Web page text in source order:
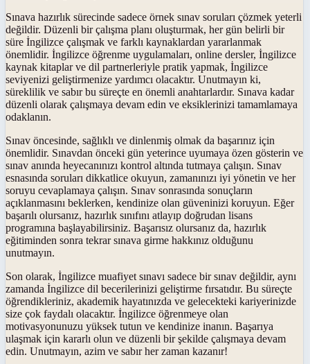
Sınava hazırlık sürecinde sadece örnek sınav soruları çözmek yeterli
değildir. Düzenli bir çalışma planı oluşturmak, her gün belirli bir
süre İngilizce çalışmak ve farklı kaynaklardan yararlanmak
önemlidir. İngilizce öğrenme uygulamaları, online dersler, İngilizce
kaynak kitaplar ve dil partnerleriyle pratik yapmak, İngilizce
seviyenizi geliştirmenize yardımcı olacaktır. Unutmayın ki,
süreklilik ve sabır bu süreçte en önemli anahtarlardır. Sınava kadar
düzenli olarak çalışmaya devam edin ve eksiklerinizi tamamlamaya
odaklanın.
Sınav öncesinde, sağlıklı ve dinlenmiş olmak da başarınız için
önemlidir. Sınavdan önceki gün yeterince uyumaya özen gösterin ve
sınav anında heyecanınızı kontrol altında tutmaya çalışın. Sınav
esnasında soruları dikkatlice okuyun, zamanınızı iyi yönetin ve her
soruyu cevaplamaya çalışın. Sınav sonrasında sonuçların
açıklanmasını beklerken, kendinize olan güveninizi koruyun. Eğer
başarılı olursanız, hazırlık sınıfını atlayıp doğrudan lisans
programına başlayabilirsiniz. Başarısız olursanız da, hazırlık
eğitiminden sonra tekrar sınava girme hakkınız olduğunu
unutmayın.
Son olarak, İngilizce muafiyet sınavı sadece bir sınav değildir, aynı
zamanda İngilizce dil becerilerinizi geliştirme fırsatıdır. Bu süreçte
öğrendikleriniz, akademik hayatınızda ve gelecekteki kariyerinizde
size çok faydalı olacaktır. İngilizce öğrenmeye olan
motivasyonunuzu yüksek tutun ve kendinize inanın. Başarıya
ulaşmak için kararlı olun ve düzenli bir şekilde çalışmaya devam
edin. Unutmayın, azim ve sabır her zaman kazanır!